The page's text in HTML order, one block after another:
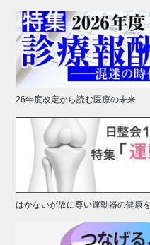
26年度改定から読む医療の未来
はかないが故に尊い運動器の健康